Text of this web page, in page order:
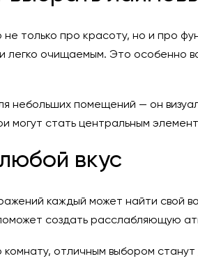
только про красоту, но и про
легко очищаемым. Это особенно
небольших помещений — он
могут стать центральным
вкус
каждый может найти свой
создать расслабляющую
отличным выбором станут